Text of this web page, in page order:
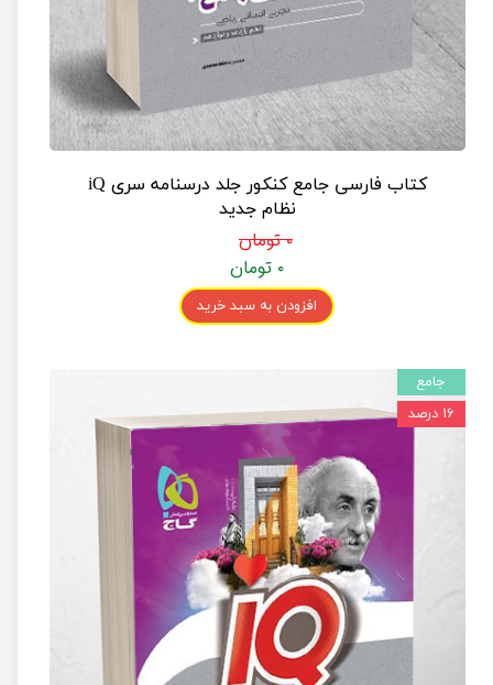
کتاب فارسی جامع کنکور جلد درسنامه سری iQ
نظام جدید
۰ تومان
۰ تومان
افزودن به سبد خرید
جامع
۱۶ درصد